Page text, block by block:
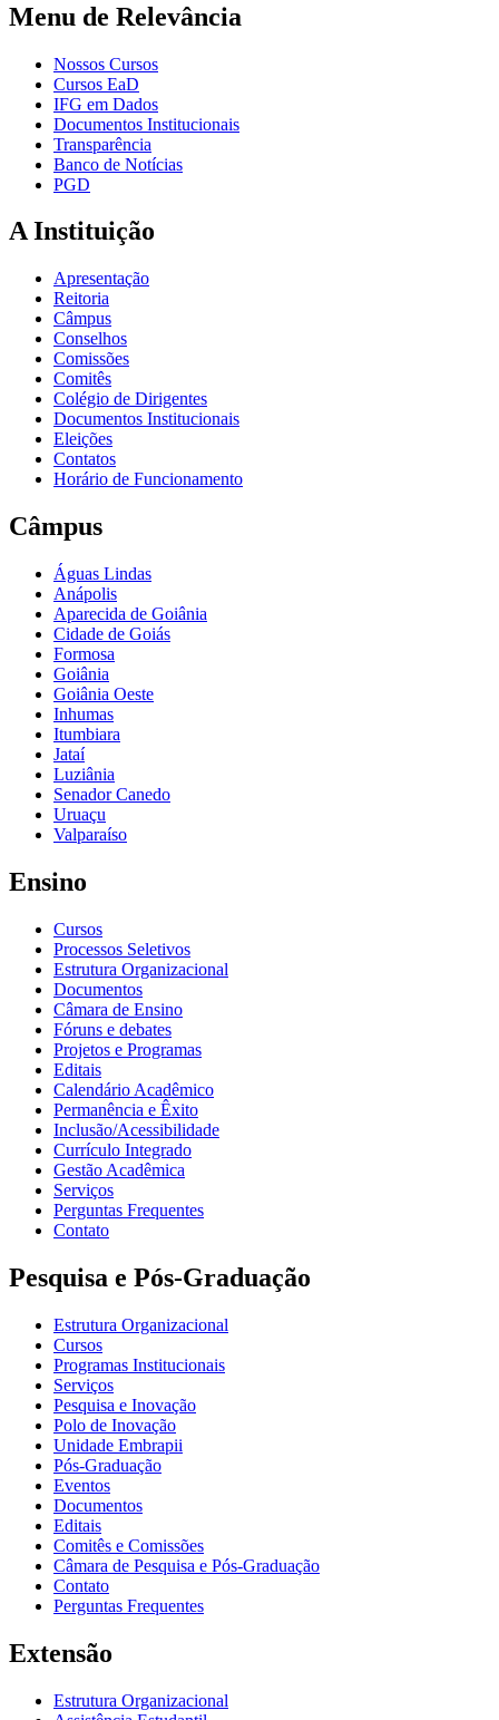
Menu de Relevância
Nossos Cursos
Cursos EaD
IFG em Dados
Documentos Institucionais
Transparência
Banco de Notícias
PGD
A Instituição
Apresentação
Reitoria
Câmpus
Conselhos
Comissões
Comitês
Colégio de Dirigentes
Documentos Institucionais
Eleições
Contatos
Horário de Funcionamento
Câmpus
Águas Lindas
Anápolis
Aparecida de Goiânia
Cidade de Goiás
Formosa
Goiânia
Goiânia Oeste
Inhumas
Itumbiara
Jataí
Luziânia
Senador Canedo
Uruaçu
Valparaíso
Ensino
Cursos
Processos Seletivos
Estrutura Organizacional
Documentos
Câmara de Ensino
Fóruns e debates
Projetos e Programas
Editais
Calendário Acadêmico
Permanência e Êxito
Inclusão/Acessibilidade
Currículo Integrado
Gestão Acadêmica
Serviços
Perguntas Frequentes
Contato
Pesquisa e Pós-Graduação
Estrutura Organizacional
Cursos
Programas Institucionais
Serviços
Pesquisa e Inovação
Polo de Inovação
Unidade Embrapii
Pós-Graduação
Eventos
Documentos
Editais
Comitês e Comissões
Câmara de Pesquisa e Pós-Graduação
Contato
Perguntas Frequentes
Extensão
Estrutura Organizacional